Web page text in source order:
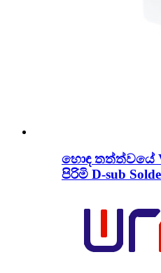
හොඳ තත්ත්වයේ
පිරිමි D-sub